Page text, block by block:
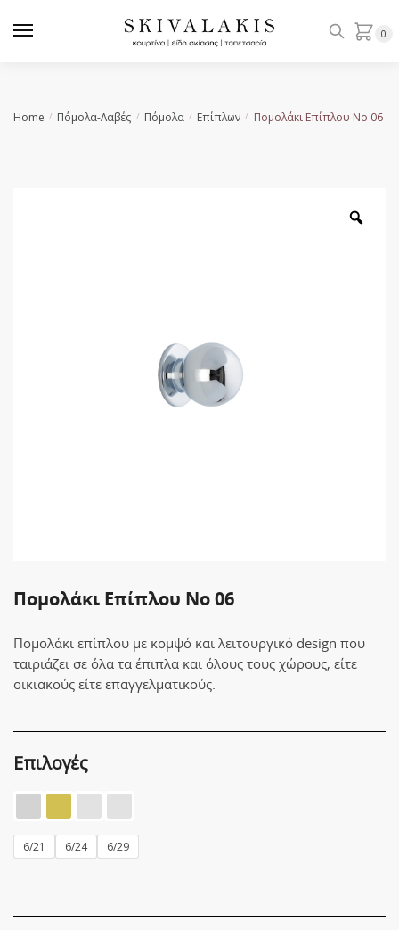
0
Home / Πόμολα-Λαβές / Πόμολα / Επίπλων / Πομολάκι Επίπλου No 06
Πομολάκι Επίπλου No 06
Πομολάκι επίπλου με κομψό και λειτουργικό design που
ταιριάζει σε όλα τα έπιπλα και όλους τους χώρους, είτε
οικιακούς είτε επαγγελματικούς.
Επιλογές
6/21 6/24 6/29